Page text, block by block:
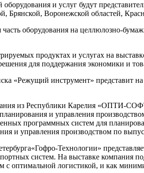
оборудования и услуг будут
Брянской, Воронежской областей,
оборудования на целлюлозно-
продуктах и услугах на
для поддержания экономики и
«Режущий инструмент» представит
из Республики Карелия «ОПТИ-
и управления
программных систем для
и управления производством по
Технологии»
систем. На выставке компания
с оптимальной логистикой, и как